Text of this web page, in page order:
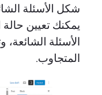
شكل الأسئلة
يمكنك تعيين
الأسئلة
المتجاوب.